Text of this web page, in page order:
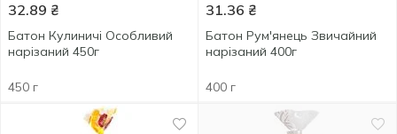
32.89 ₴
Батон Кулиничі Особливий
нарізаний 450г
450 г
31.36 ₴
Батон Рум'янець Звичайний
нарізаний 400г
400 г